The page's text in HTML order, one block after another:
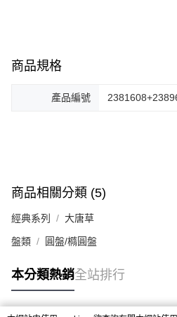
商品規格
產品編號
商品相關分類 (5)
經典系列 大唐草
盤類 圓盤/橢圓盤
本分類熱銷全站排行